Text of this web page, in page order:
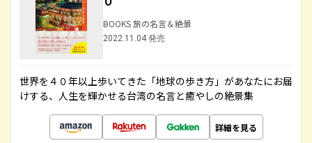
BOOKS 旅の名言＆絶景
2022.11.04 発売
世界を４０年以上歩いてきた「地球の歩き方」があなたにお届
けする、人生を輝かせる台湾の名言と癒やしの絶景集
詳細を見る